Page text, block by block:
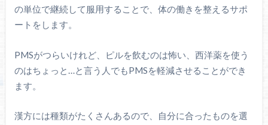
の単位で継続して服用することで、体の働きを整えるサポ
ートをします。
PMSがつらいけれど、ピルを飲むのは怖い、西洋薬を使う
のはちょっと…と言う人でもPMSを軽減させることができ
ます。
漢方には種類がたくさんあるので、自分に合ったものを選